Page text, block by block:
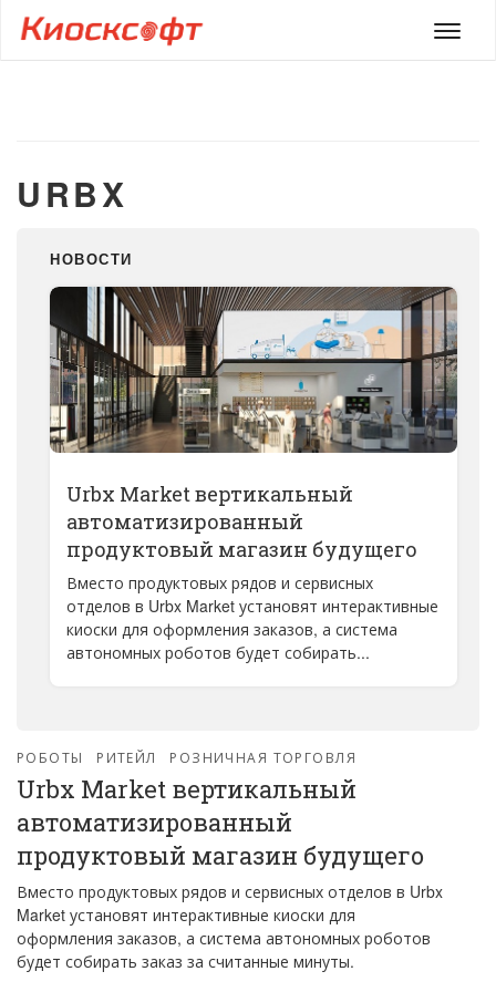
Меню
URBX
НОВОСТИ
Urbx Market вертикальный
автоматизированный
продуктовый магазин будущего
Вместо продуктовых рядов и сервисных
отделов в Urbx Market установят интерактивные
киоски для оформления заказов, а система
автономных роботов будет собирать...
РОБОТЫ РИТЕЙЛ РОЗНИЧНАЯ ТОРГОВЛЯ
Urbx Market вертикальный
автоматизированный
продуктовый магазин будущего
Вместо продуктовых рядов и сервисных отделов в Urbx
Market установят интерактивные киоски для
оформления заказов, а система автономных роботов
будет собирать заказ за считанные минуты.